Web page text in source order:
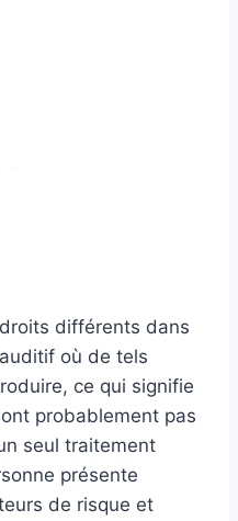
différents dans
où de tels
ce qui signifie
probablement pas
seul traitement
présente
de risque et